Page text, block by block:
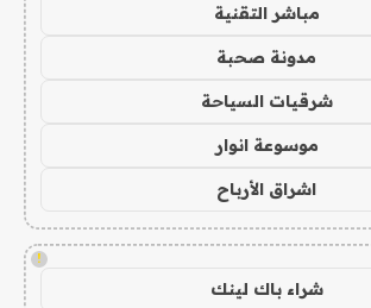
مباشر التقنية
مدونة صحبة
شرقيات السياحة
موسوعة انوار
اشراق الأرباح
!
شراء باك لينك